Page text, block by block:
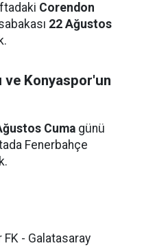
Corendon
22 Ağustos
ve Konyaspor'un
Cuma günü
Fenerbahçe
- Galatasaray